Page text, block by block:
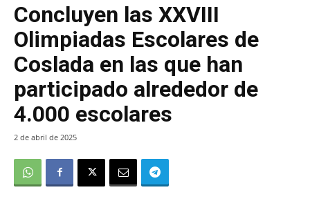
Concluyen las XXVIII
Olimpiadas Escolares de
Coslada en las que han
participado alrededor de
4.000 escolares
2 de abril de 2025